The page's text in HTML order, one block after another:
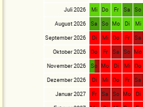
Juli 2026
Mi Do Fr Sa So
August 2026
Sa So Mo Di Mi
September 2026
Di Mi Do Fr Sa
Oktober 2026
Do Fr Sa So Mo
November 2026
So Mo Di Mi Do
Dezember 2026
Di Mi Do Fr Sa
Januar 2027
Fr Sa So Mo Di